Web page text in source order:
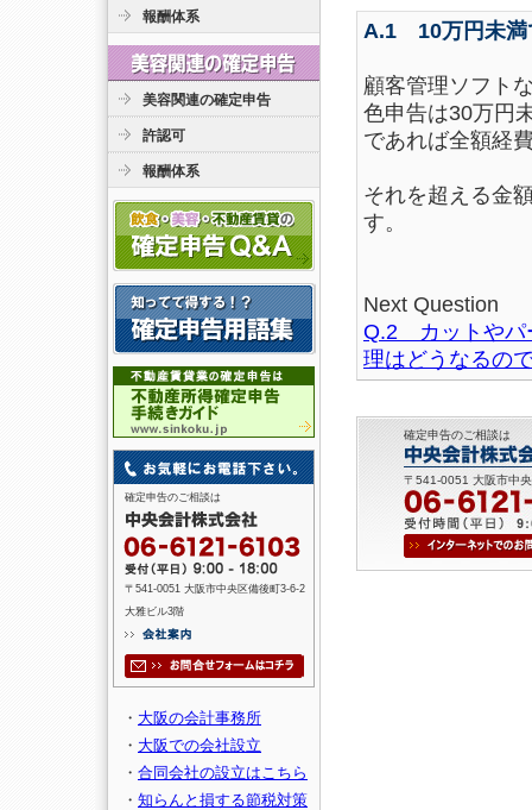
報酬体系
美容関連の確定申告
許認可
報酬体系
確定申告のご相談は
〒541-0051 大阪市中央区備後町3-6-2
大雅ビル3階
・ 大阪の会計事務所
・ 大阪での会社設立
・ 合同会社の設立はこちら
・ 知らんと損する節税対策
A.1 10万円未満
顧客管理ソフト
色申告は30万円
であれば全額経
それを超える金
す。
Next Question
Q.2 カットやパ
理はどうなるの
確定申告のご相談は
〒541-0051 大阪市中